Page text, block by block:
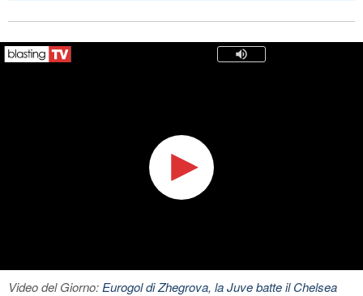
Video del Giorno: Eurogol di Zhegrova, la Juve batte il Chelsea